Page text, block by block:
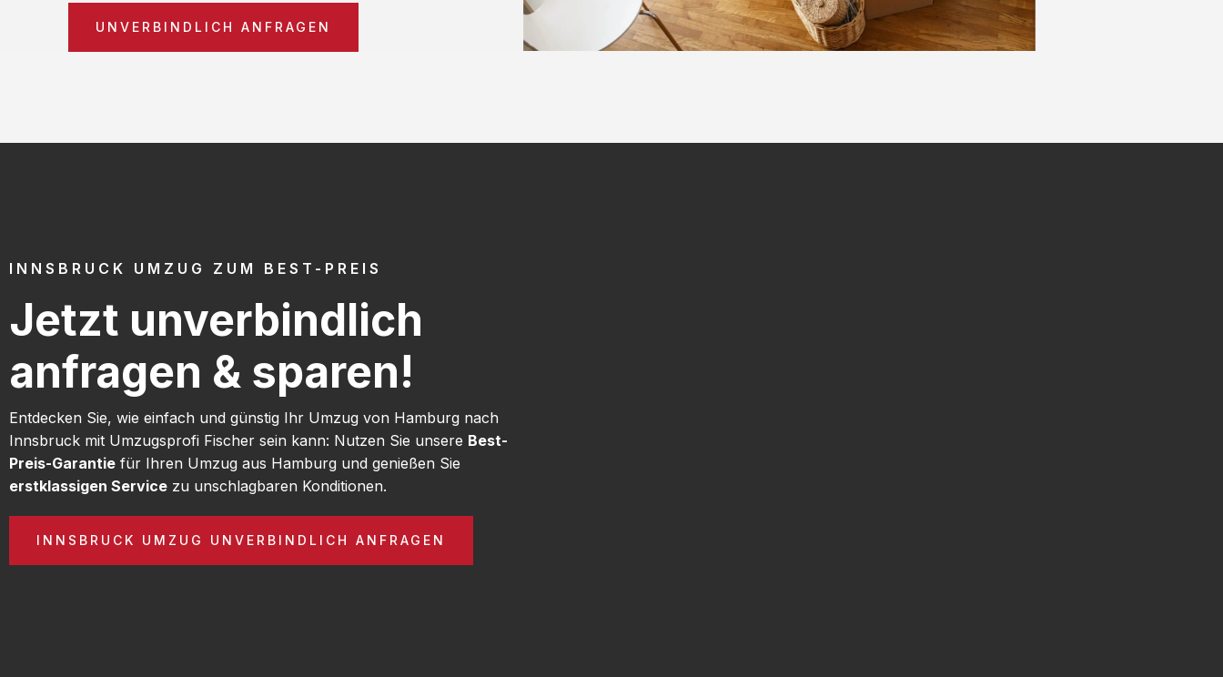
UNVERBINDLICH ANFRAGEN
INNSBRUCK UMZUG ZUM BEST-PREIS
Jetzt unverbindlich
anfragen & sparen!
Entdecken Sie, wie einfach und günstig Ihr Umzug von Hamburg nach
Innsbruck mit Umzugsprofi Fischer sein kann: Nutzen Sie unsere Best-
Preis-Garantie für Ihren Umzug aus Hamburg und genießen Sie
erstklassigen Service zu unschlagbaren Konditionen.
INNSBRUCK UMZUG UNVERBINDLICH ANFRAGEN